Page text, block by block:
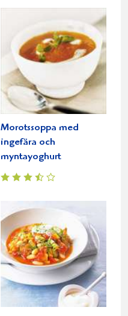
Morotssoppa med
ingefära och
myntayoghurt